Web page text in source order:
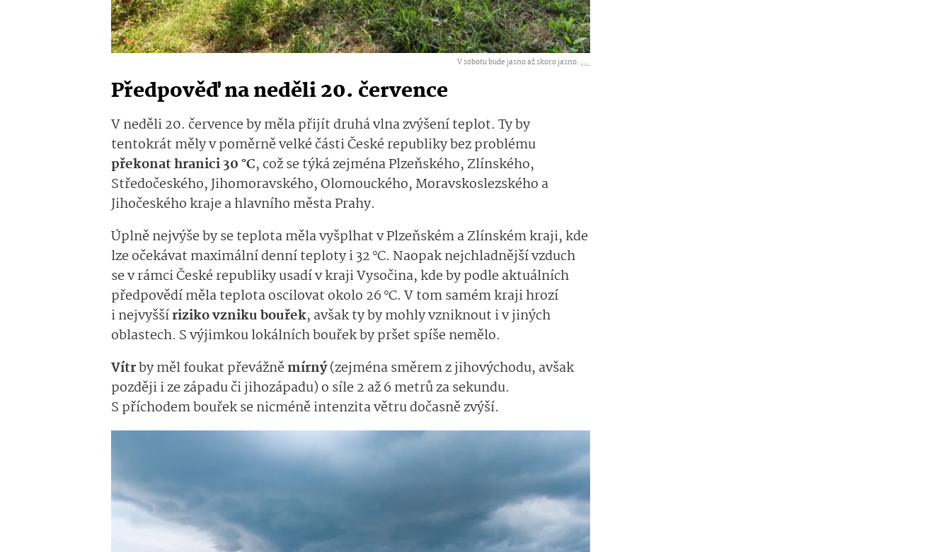
V sobotu bude jasno až skoro jasno. ,...
Předpověď na neděli 20. července
V neděli 20. července by měla přijít druhá vlna zvýšení teplot. Ty by
tentokrát měly v poměrně velké části České republiky bez problému
překonat hranici 30 °C, což se týká zejména Plzeňského, Zlínského,
Středočeského, Jihomoravského, Olomouckého, Moravskoslezského a
Jihočeského kraje a hlavního města Prahy.
Úplně nejvýše by se teplota měla vyšplhat v Plzeňském a Zlínském kraji, kde
lze očekávat maximální denní teploty i 32 °C. Naopak nejchladnější vzduch
se v rámci České republiky usadí v kraji Vysočina, kde by podle aktuálních
předpovědí měla teplota oscilovat okolo 26 °C. V tom samém kraji hrozí
i nejvyššíriziko vzniku bouřek, avšak ty by mohly vzniknout i v jiných
oblastech. S výjimkou lokálních bouřek by pršet spíše nemělo.
Vítrby měl foukat převážněmírný(zejména směrem z jihovýchodu, avšak
později i ze západu či jihozápadu) o síle 2 až 6 metrů za sekundu.
S příchodem bouřek se nicméně intenzita větru dočasně zvýší.